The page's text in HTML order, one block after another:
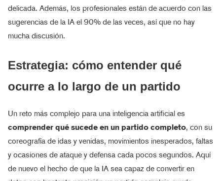
delicada. Además, los profesionales están de acuerdo con las
sugerencias de la IA el 90% de las veces, así que no hay
mucha discusión.
Estrategia: cómo entender qué
ocurre a lo largo de un partido
Un reto más complejo para una inteligencia artificial es
comprender qué sucede en un partido completo, con su
coreografía de idas y venidas, movimientos inesperados, faltas
y ocasiones de ataque y defensa cada pocos segundos. Aquí
de nuevo el hecho de que la IA sea capaz de convertir en